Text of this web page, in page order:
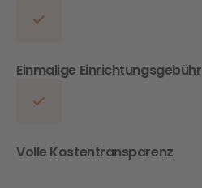
Einmalige Einrichtungsgebühr
Volle Kostentransparenz